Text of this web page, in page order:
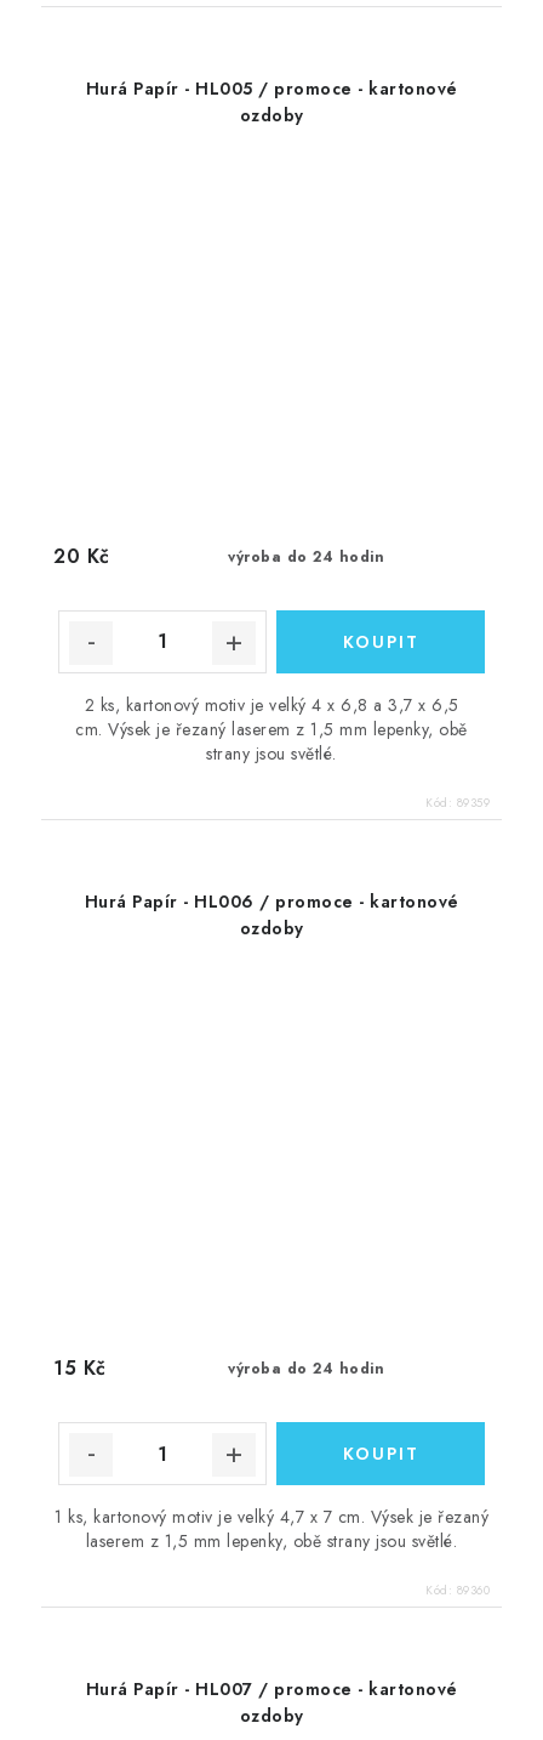
Hurá Papír - HL005 / promoce - kartonové
ozdoby
výroba do 24 hodin
20 Kč
2 ks, kartonový motiv je velký 4 x 6,8 a 3,7 x 6,5
cm. Výsek je řezaný laserem z 1,5 mm lepenky, obě
strany jsou světlé.
Kód: 89359
Hurá Papír - HL006 / promoce - kartonové
ozdoby
výroba do 24 hodin
15 Kč
1 ks, kartonový motiv je velký 4,7 x 7 cm. Výsek je řezaný
laserem z 1,5 mm lepenky, obě strany jsou světlé.
Kód: 89360
Hurá Papír - HL007 / promoce - kartonové
ozdoby